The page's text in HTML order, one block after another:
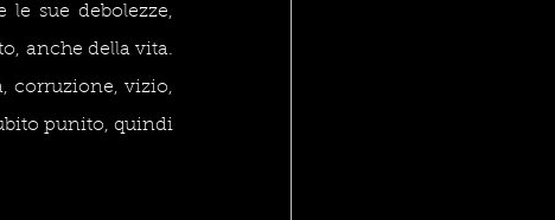
sue debolezze,
anche della vita.
corruzione, vizio,
punito, quindi